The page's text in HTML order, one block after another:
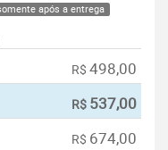
após a entrega
R$ 498,00
R$ 537,00
R$ 674,00